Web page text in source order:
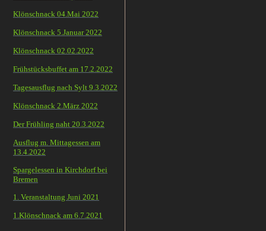
Klönschnack 04.Mai 2022
Klönschnack 5.Januar 2022
Klönschnack 02.02.2022
Frühstücksbuffet am 17.2.2022
Tagesausflug nach Sylt 9.3.2022
Klönschnack 2.März 2022
Der Frühling naht 20.3.2022
Ausflug m. Mittagessen am
13.4.2022
Spargelessen in Kirchdorf bei
Bremen
1. Veranstaltung Juni 2021
1.Klönschnack am 6.7.2021